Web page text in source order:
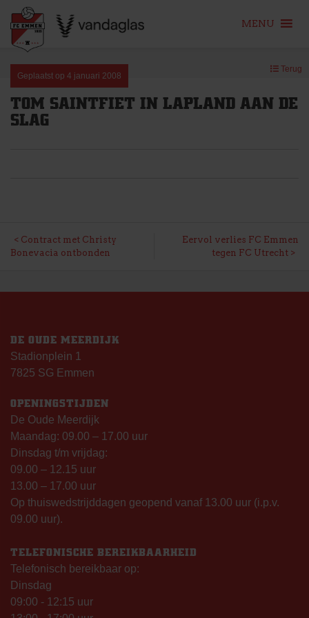
content
MENU
Geplaatst op 4 januari 2008
Terug
TOM SAINTFIET IN LAPLAND AAN DE
SLAG
BERICHT
Contract met Christy
Bonevacia ontbonden
Eervol verlies FC Emmen
tegen FC Utrecht
DE OUDE MEERDIJK
Stadionplein 1
7825 SG Emmen
OPENINGSTIJDEN
De Oude Meerdijk
Maandag: 09.00 – 17.00 uur
Dinsdag t/m vrijdag:
09.00 – 12.15 uur
13.00 – 17.00 uur
Op thuiswedstrijddagen geopend vanaf 13.00 uur (i.p.v.
09.00 uur).
TELEFONISCHE BEREIKBAARHEID
Telefonisch bereikbaar op:
Dinsdag
09:00 - 12:15 uur